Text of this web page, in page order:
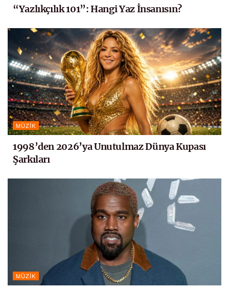
“Yazlıkçılık 101”: Hangi Yaz İnsanısın?
MÜZIK
1998’den 2026’ya Unutulmaz Dünya Kupası
Şarkıları
MÜZIK